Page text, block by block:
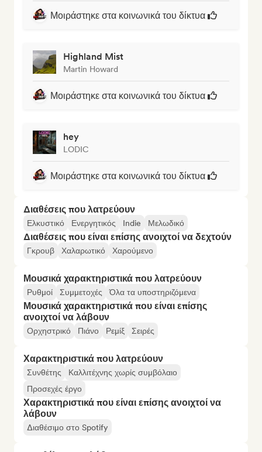
Μοιράστηκε στα κοινωνικά του δίκτυα
Highland Mist
Martin Howard
Μοιράστηκε στα κοινωνικά του δίκτυα
hey
LODIC
Μοιράστηκε στα κοινωνικά του δίκτυα
Διαθέσεις που λατρεύουν
Ελκυστικό Ενεργητικός Indie Μελωδικό
Διαθέσεις που είναι επίσης ανοιχτοί να δεχτούν
Γκρουβ Χαλαρωτικό Χαρούμενο
Μουσικά χαρακτηριστικά που λατρεύουν
Ρυθμοί Συμμετοχές Όλα τα υποστηριζόμενα
Μουσικά χαρακτηριστικά που είναι επίσης
ανοιχτοί να λάβουν
Ορχηστρικό Πιάνο Ρεμίξ Σειρές
Χαρακτηριστικά που λατρεύουν
Συνθέτης
Καλλιτέχνης χωρίς συμβόλαιο
Προσεχές έργο
Χαρακτηριστικά που είναι επίσης ανοιχτοί να
λάβουν
Διαθέσιμο στο Spotify